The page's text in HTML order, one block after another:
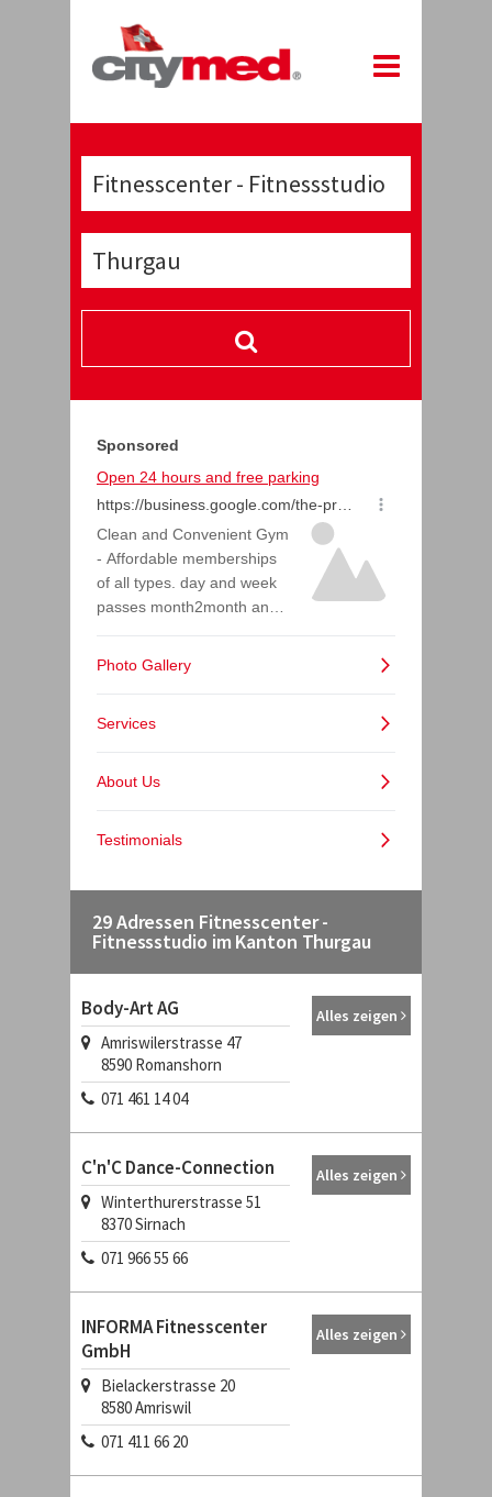
29 Adressen Fitnesscenter -
Fitnessstudio im Kanton Thurgau
Body-Art AG
Amriswilerstrasse 47
8590 Romanshorn
071 461 14 04
Alles zeigen
C'n'C Dance-Connection
Winterthurerstrasse 51
8370Sirnach
071 966 55 66
Alles zeigen
INFORMA Fitnesscenter
GmbH
Bielackerstrasse 20
8580Amriswil
071 411 66 20
Alles zeigen